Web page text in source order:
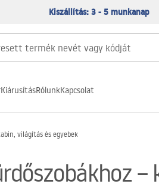
Kiszállítás: 3 - 5 munkanap
KiárusításRólunkKapcsolat
világítás és egyebek